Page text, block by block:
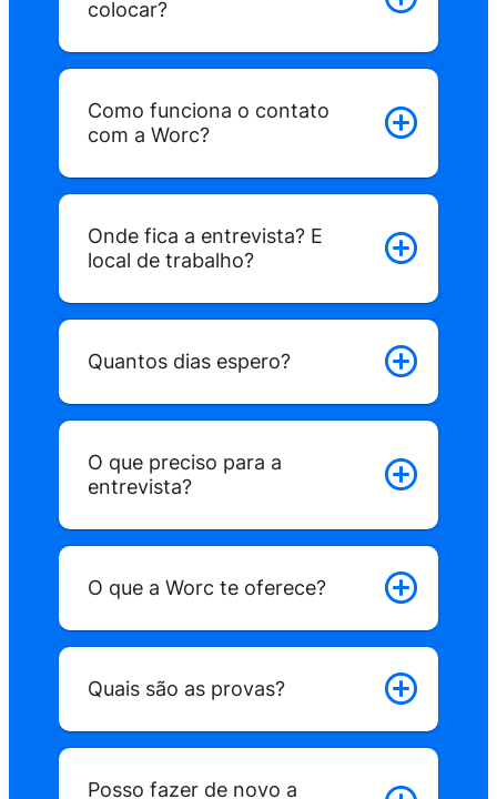
colocar?
Como funciona o contato
com a Worc?
Onde fica a entrevista? E
local de trabalho?
Quantos dias espero?
O que preciso para a
entrevista?
O que a Worc te oferece?
Quais são as provas?
Posso fazer de novo a